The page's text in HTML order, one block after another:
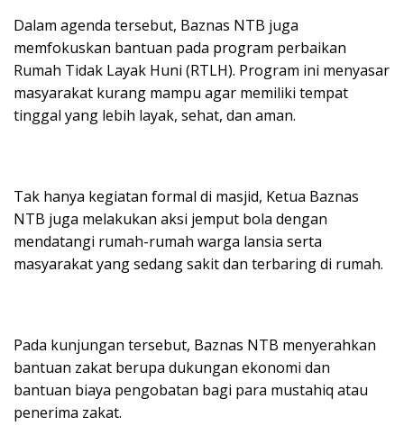
Dalam agenda tersebut, Baznas NTB juga
memfokuskan bantuan pada program perbaikan
Rumah Tidak Layak Huni (RTLH). Program ini menyasar
masyarakat kurang mampu agar memiliki tempat
tinggal yang lebih layak, sehat, dan aman.
Tak hanya kegiatan formal di masjid, Ketua Baznas
NTB juga melakukan aksi jemput bola dengan
mendatangi rumah-rumah warga lansia serta
masyarakat yang sedang sakit dan terbaring di rumah.
Pada kunjungan tersebut, Baznas NTB menyerahkan
bantuan zakat berupa dukungan ekonomi dan
bantuan biaya pengobatan bagi para mustahiq atau
penerima zakat.